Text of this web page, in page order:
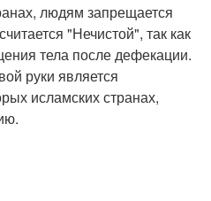
людям запрещается
"Нечистой", так как
тела после дефекации.
руки является
исламских странах,